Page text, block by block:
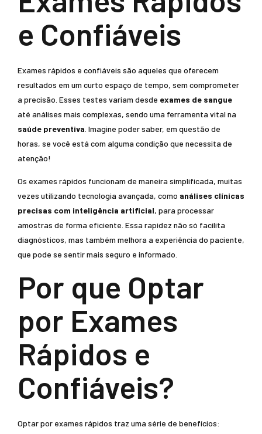
e Confiáveis
Exames rápidos e confiáveis são aqueles que oferecem
resultados em um curto espaço de tempo, sem comprometer
a precisão. Esses testes variam desde exames de sangue
até análises mais complexas, sendo uma ferramenta vital na
saúde preventiva . Imagine poder saber, em questão de
horas, se você está com alguma condição que necessita de
atenção!
Os exames rápidos funcionam de maneira simplificada, muitas
vezes utilizando tecnologia avançada, como análises clínicas
precisas com inteligência artificial, para processar
amostras de forma eficiente. Essa rapidez não só facilita
diagnósticos, mas também melhora a experiência do paciente,
que pode se sentir mais seguro e informado.
Por que Optar
por Exames
Rápidos e
Confiáveis?
Optar por exames rápidos traz uma série de benefícios: